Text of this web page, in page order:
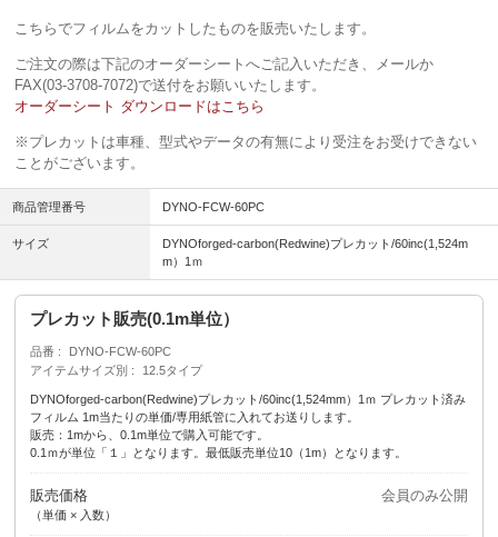
こちらでフィルムをカットしたものを販売いたします。
ご注文の際は下記のオーダーシートへご記入いただき、メールか
FAX(03-3708-7072)で送付をお願いいたします。
オーダーシート ダウンロードはこちら
※プレカットは車種、型式やデータの有無により受注をお受けできない
ことがございます。
商品管理番号 DYNO-FCW-60PC
サイズ
DYNOforged-carbon(Redwine)プレカット/60inc(1,524m
m）1ｍ
プレカット販売(0.1m単位）
品番
DYNO-FCW-60PC
アイテムサイズ別
12.5タイプ
DYNOforged-carbon(Redwine)プレカット/60inc(1,524mm）1ｍ プレカット済み
フィルム 1m当たりの単価/専用紙管に入れてお送りします。
販売：1mから、0.1m単位で購入可能です。
0.1ｍが単位「１」となります。最低販売単位10（1m）となります。
販売価格
（単価 × 入数）
会員のみ公開